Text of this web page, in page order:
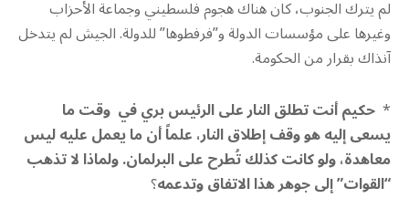
لم يترك الجنوب، كان هناك هجوم فلسطيني وجماعة الأحزاب
وغيرها على مؤسسات الدولة و”فرفطوها” للدولة. الجيش لم يتدخل
آنذاك بقرار من الحكومة.
* حكيم أنت تطلق النار على الرئيس بري في وقت ما
يسعى إليه هو وقف إطلاق النار، علماً أن ما يعمل عليه ليس
معاهدة، ولو كانت كذلك تُطرح على البرلمان. ولماذا لا تذهب
“القوات” إلى جوهر هذا الاتفاق وتدعمه؟